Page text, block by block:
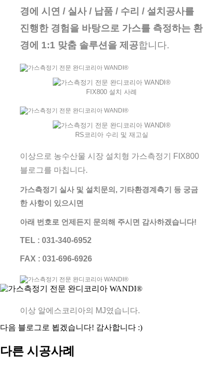
경에 시연 / 실사 / 납품 / 수리 / 설치공사를
진행한 경험을 바탕으로 가스를 측정하는 환
경에 1:1 맞춤 솔루션을 제 공합니다.
FIX800 설치 사례
RS코리아 수리 및 재고실
이상으로 농수산물 시장 설치형 가스측정기 FIX800
블로그를 마칩니다.
가스측정기 실사 및 설치문의, 기타환경계측기 등 궁금
한 사항이 있으시면
아래 번호로 언제든지 문의해 주시면 감사하겠습니다!
TEL : 031-340-6952
FAX : 031-696-6926
이상 알에스코리아의 MJ였습니다.
다음 블로그로 뵙겠습니다! 감사합니다 :)
다른 시공사례